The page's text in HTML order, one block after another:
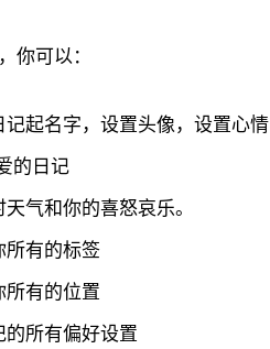
你可以：
记起名字，设置头像，设置心情
的日记
气和你的喜怒哀乐。
所有的标签
所有的位置
所有偏好设置